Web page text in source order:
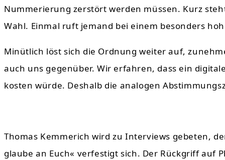
Nummerierung zerstört werden müssen. Kurz
Wahl. Einmal ruft jemand bei einem besonders
Minütlich löst sich die Ordnung weiter auf,
auch uns gegenüber. Wir erfahren, dass ein
kosten würde. Deshalb die analogen
Thomas Kemmerich wird zu Interviews gebeten,
glaube an Euch« verfestigt sich. Der Rückgriff auf